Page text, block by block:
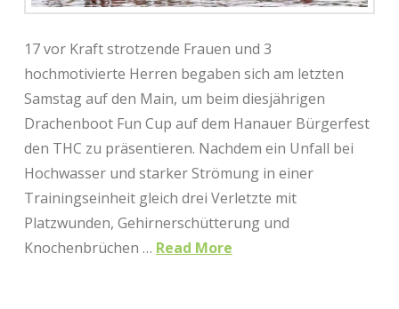
17 vor Kraft strotzende Frauen und 3
hochmotivierte Herren begaben sich am letzten
Samstag auf den Main, um beim diesjährigen
Drachenboot Fun Cup auf dem Hanauer Bürgerfest
den THC zu präsentieren. Nachdem ein Unfall bei
Hochwasser und starker Strömung in einer
Trainingseinheit gleich drei Verletzte mit
Platzwunden, Gehirnerschütterung und
Knochenbrüchen … Read More